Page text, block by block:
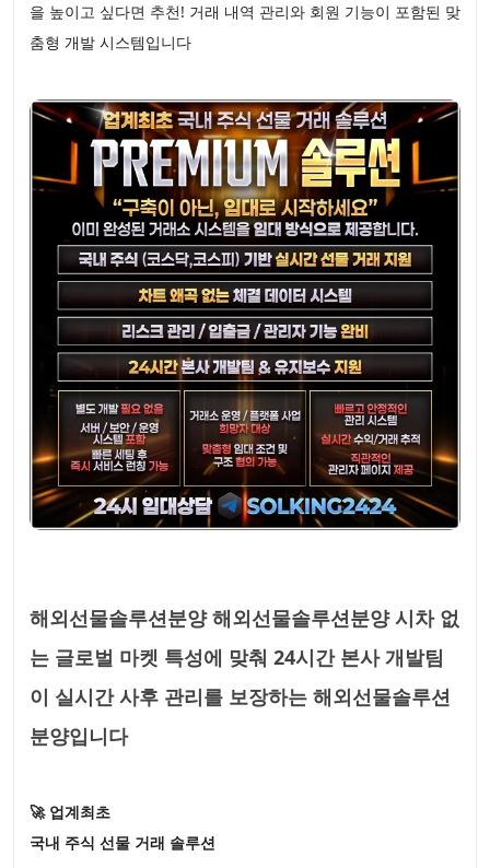
을 높이고 싶다면 추천! 거래 내역 관리와 회원 기능이 포함된 맞
춤형 개발 시스템입니다
해외선물솔루션분양 해외선물솔루션분양 시차 없
는 글로벌 마켓 특성에 맞춰 24시간 본사 개발팀
이 실시간 사후 관리를 보장하는 해외선물솔루션
분양입니다
🚀 업계최초
국내 주식 선물 거래 솔루션